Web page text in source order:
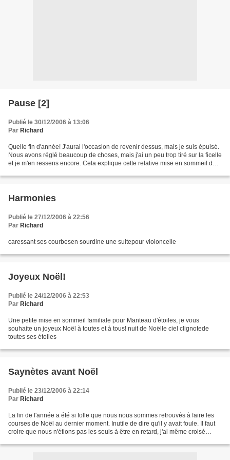
Pause [2]
Publié le 30/12/2006 à 13:06
Par Richard
Quelle fin d'année! J'aurai l'occasion de revenir dessus, mais je suis épuisé.
Nous avons réglé beaucoup de choses, mais j'ai un peu trop tiré sur la ficelle
et je m'en ressens encore. Cela explique cette relative mise en sommeil de
Harmonies
Publié le 27/12/2006 à 22:56
Par Richard
caressant ses courbesen sourdine une suitepour violoncelle
Joyeux Noël!
Publié le 24/12/2006 à 22:53
Par Richard
Une petite mise en sommeil familiale pour Manteau d'étoiles, je vous
souhaite un joyeux Noël à toutes et à tous! nuit de Noëlle ciel clignotede
toutes ses étoiles
Saynètes avant Noël
Publié le 23/12/2006 à 22:14
Par Richard
La fin de l'année a été si folle que nous nous sommes retrouvés à faire les
courses de Noël au dernier moment. Inutile de dire qu'il y avait foule. Il faut
croire que nous n'étions pas les seuls à être en retard, j'ai même croisé